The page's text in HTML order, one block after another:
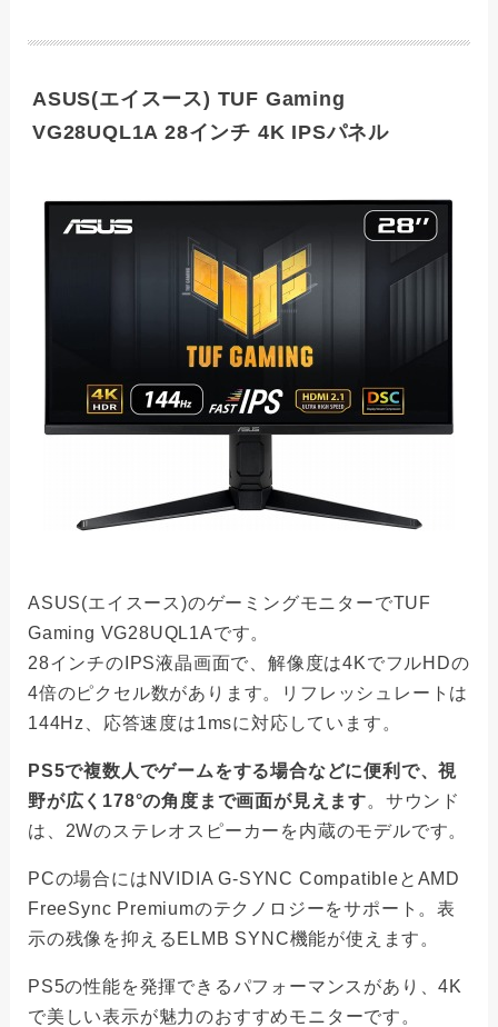
ASUS(エイスース) TUF Gaming
VG28UQL1A 28インチ 4K IPSパネル
ASUS(エイスース)のゲーミングモニターでTUF
Gaming VG28UQL1Aです。
28インチのIPS液晶画面で、解像度は4KでフルHDの
4倍のピクセル数があります。リフレッシュレートは
144Hz、応答速度は1msに対応しています。
PS5で複数人でゲームをする場合などに便利で、視
野が広く178°の角度まで画面が見えます。サウンド
は、2Wのステレオスピーカーを内蔵のモデルです。
PCの場合にはNVIDIA G-SYNC CompatibleとAMD
FreeSync Premiumのテクノロジーをサポート。表
示の残像を抑えるELMB SYNC機能が使えます。
PS5の性能を発揮できるパフォーマンスがあり、4K
で美しい表示が魅力のおすすめモニターです。